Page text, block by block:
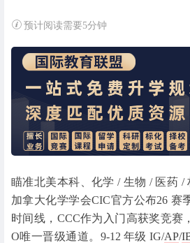
预计阅读需要5分钟
瞄准北美本科、化学 / 生物 / 医药 /
加拿大化学学会CIC官方公布26 赛
时间线，CCC作为入门高获奖竞赛
O唯一晋级通道。9-12 年级 IG/AP/